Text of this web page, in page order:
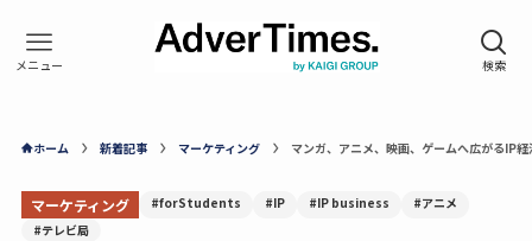
ホーム 新着記事 マーケティング マンガ、アニメ、映画、ゲームへ広がるIP
マーケティング #forStudents #IP #IP business
#アニメ
#テレビ局